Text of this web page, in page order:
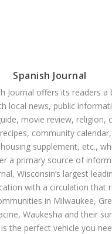
Spanish Journal
Journal offers its readers a
local news, public
movie review, religion,
community
supplement, etc.,
a primary source of
Wisconsin’s largest
with a circulation that
in Milwaukee,
Waukesha and their
the perfect vehicle you